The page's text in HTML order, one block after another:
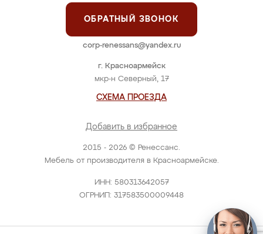
2015 - 2026 © Ренессанс.
Мебель от производителя в Красноармейске.
ИНН: 580313642057
ОГРНИП: 317583500009448
г. Красноармейск
мкр-н Северный, 17
СХЕМА ПРОЕЗДА
Добавить в избранное
ОБРАТНЫЙ ЗВОНОК
corp-renessans@yandex.ru